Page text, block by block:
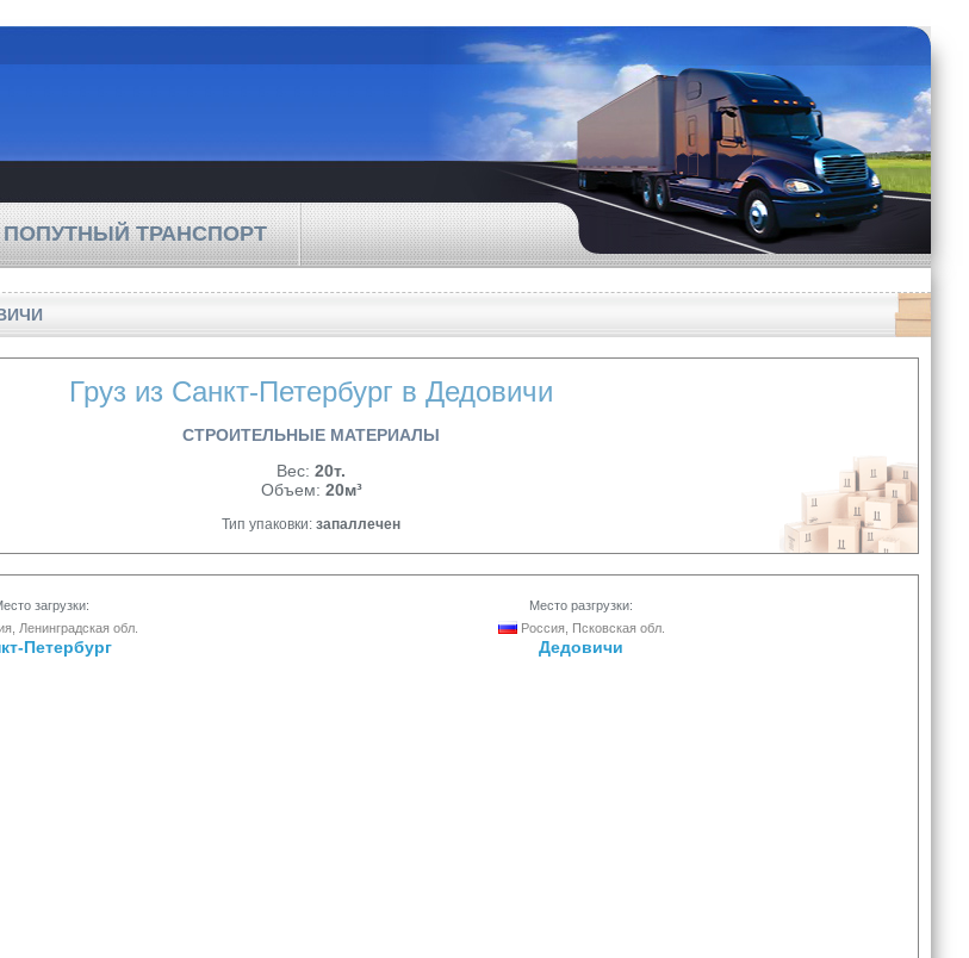
ПОПУТНЫЙ ТРАНСПОРТ
Груз из Санкт-Петербург в Дедовичи
СТРОИТЕЛЬНЫЕ МАТЕРИАЛЫ
Вес: 20т.
Объем: 20м³
Тип упаковки: запаллечен
загрузки:
Ленинградская обл.
Петербург
Место разгрузки:
Россия, Псковская обл.
Дедовичи